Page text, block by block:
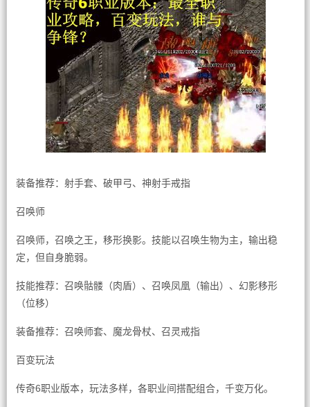
装备推荐：射手套、破甲弓、神射手戒指
召唤师
召唤师，召唤之王，移形换影。技能以召唤生物为主，输出稳
定，但自身脆弱。
技能推荐：召唤骷髅（肉盾）、召唤凤凰（输出）、幻影移形
（位移）
装备推荐：召唤师套、魔龙骨杖、召灵戒指
百变玩法
传奇6职业版本，玩法多样，各职业间搭配组合，千变万化。